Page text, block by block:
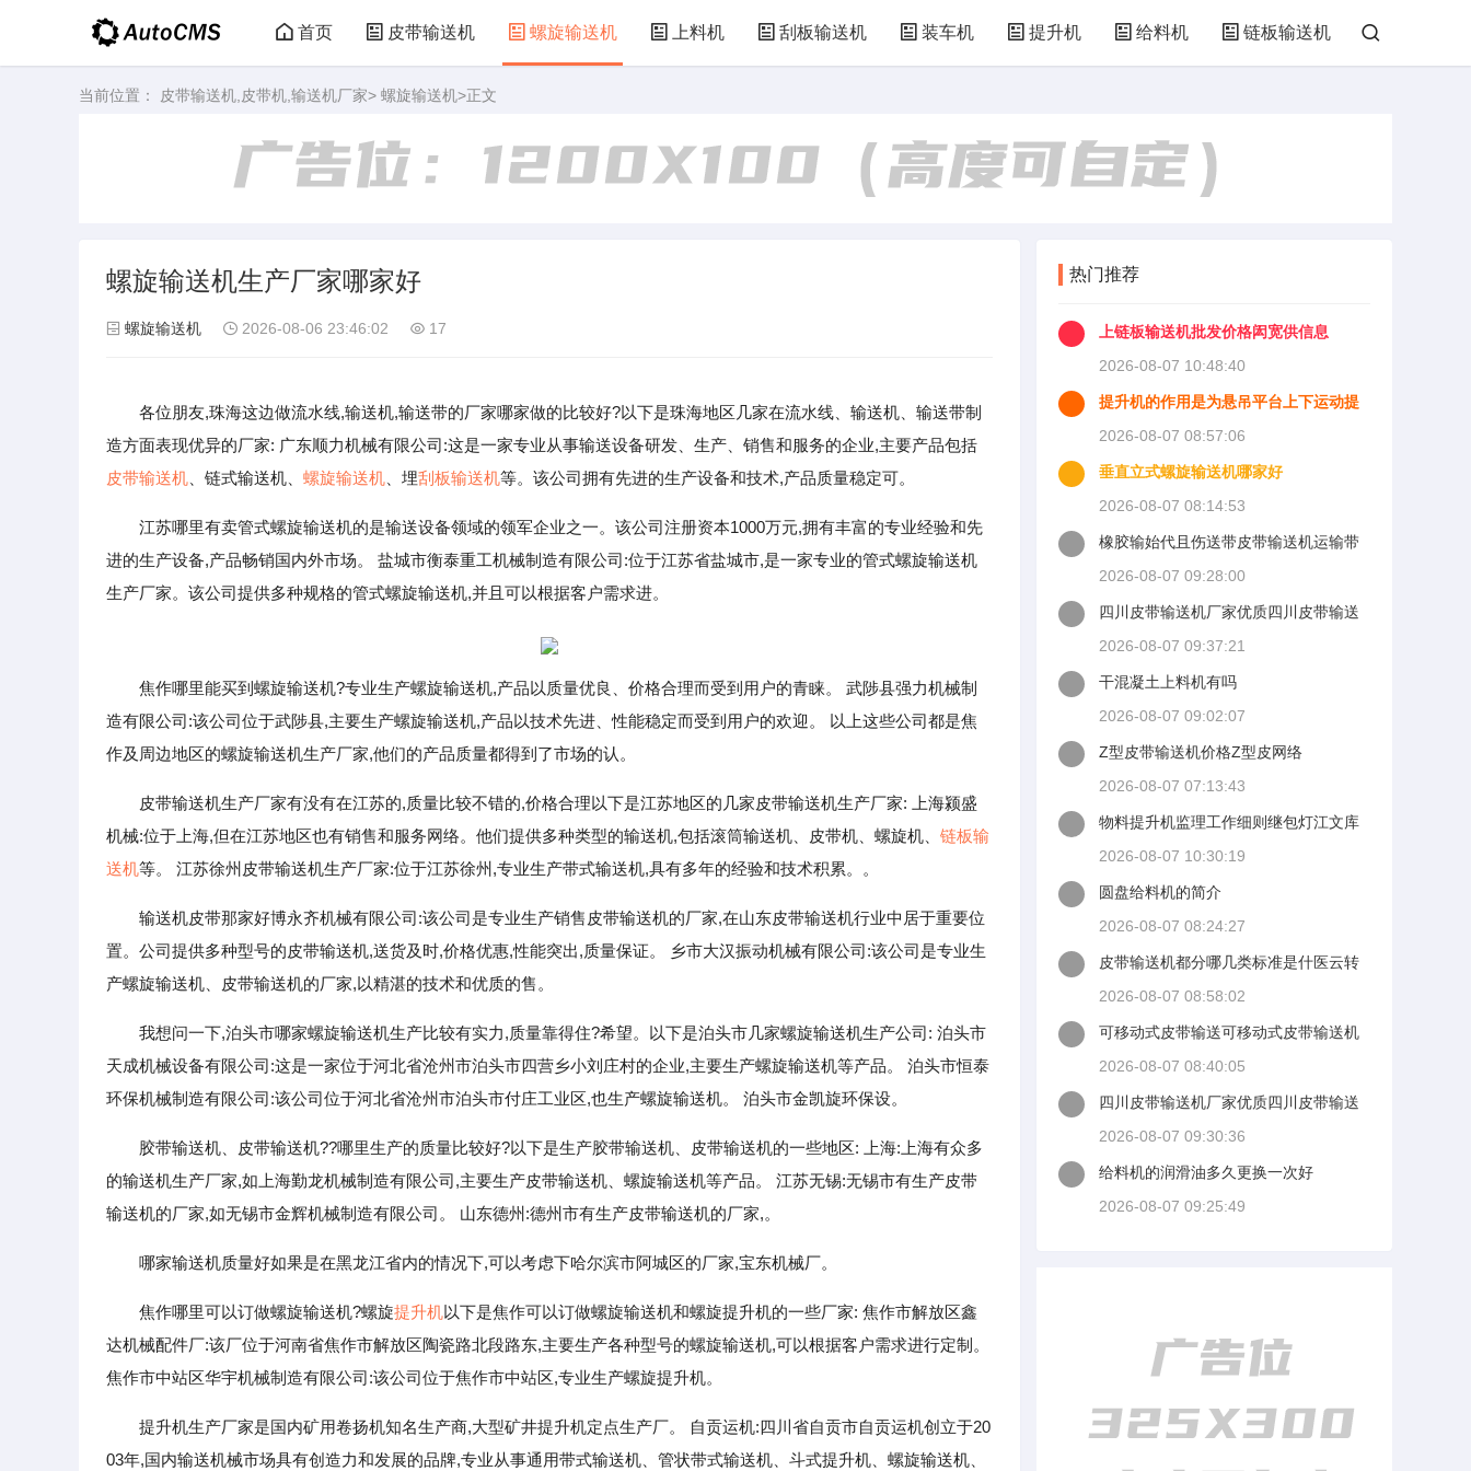
首页 皮带输送机 螺旋输送机 上料机 刮板输送机 装车机 提升机 给料机 链板输送机
当前位置： 皮带输送机,皮带机,输送机厂家> 螺旋输送机>正文
螺旋输送机生产厂家哪家好
螺旋输送机 2026-08-06 23:46:02 17
各位朋友,珠海这边做流水线,输送机,输送带的厂家哪家做的比较好?以下是珠海地区几家在流水线、输送机、输送带制
造方面表现优异的厂家: 广东顺力机械有限公司:这是一家专业从事输送设备研发、生产、销售和服务的企业,主要产品包括
皮带输送机 、链式输送机、 螺旋输送机 、埋刮板输送机等。该公司拥有先进的生产设备和技术,产品质量稳定可。
江苏哪里有卖管式螺旋输送机的是输送设备领域的领军企业之一。该公司注册资本1000万元,拥有丰富的专业经验和先
进的生产设备,产品畅销国内外市场。 盐城市衡泰重工机械制造有限公司:位于江苏省盐城市,是一家专业的管式螺旋输送机
生产厂家。该公司提供多种规格的管式螺旋输送机,并且可以根据客户需求进。
焦作哪里能买到螺旋输送机?专业生产螺旋输送机,产品以质量优良、价格合理而受到用户的青睐。 武陟县强力机械制
造有限公司:该公司位于武陟县,主要生产螺旋输送机,产品以技术先进、性能稳定而受到用户的欢迎。 以上这些公司都是焦
作及周边地区的螺旋输送机生产厂家,他们的产品质量都得到了市场的认。
皮带输送机生产厂家有没有在江苏的,质量比较不错的,价格合理以下是江苏地区的几家皮带输送机生产厂家: 上海颍盛
机械:位于上海,但在江苏地区也有销售和服务网络。他们提供多种类型的输送机,包括滚筒输送机、皮带机、螺旋机、 链板输
送机等。 江苏徐州皮带输送机生产厂家:位于江苏徐州,专业生产带式输送机,具有多年的经验和技术积累。。
输送机皮带那家好博永齐机械有限公司:该公司是专业生产销售皮带输送机的厂家,在山东皮带输送机行业中居于重要位
置。公司提供多种型号的皮带输送机,送货及时,价格优惠,性能突出,质量保证。 乡市大汉振动机械有限公司:该公司是专业生
产螺旋输送机、皮带输送机的厂家,以精湛的技术和优质的售。
我想问一下,泊头市哪家螺旋输送机生产比较有实力,质量靠得住?希望。以下是泊头市几家螺旋输送机生产公司: 泊头市
天成机械设备有限公司:这是一家位于河北省沧州市泊头市四营乡小刘庄村的企业,主要生产螺旋输送机等产品。 泊头市恒泰
环保机械制造有限公司:该公司位于河北省沧州市泊头市付庄工业区,也生产螺旋输送机。 泊头市金凯旋环保设。
胶带输送机、皮带输送机??哪里生产的质量比较好?以下是生产胶带输送机、皮带输送机的一些地区: 上海:上海有众多
的输送机生产厂家,如上海勤龙机械制造有限公司,主要生产皮带输送机、螺旋输送机等产品。 江苏无锡:无锡市有生产皮带
输送机的厂家,如无锡市金辉机械制造有限公司。 山东德州:德州市有生产皮带输送机的厂家,。
哪家输送机质量好如果是在黑龙江省内的情况下,可以考虑下哈尔滨市阿城区的厂家,宝东机械厂。
焦作哪里可以订做螺旋输送机?螺旋提升机以下是焦作可以订做螺旋输送机和螺旋提升机的一些厂家: 焦作市解放区鑫
达机械配件厂:该厂位于河南省焦作市解放区陶瓷路北段路东,主要生产各种型号的螺旋输送机,可以根据客户需求进行定制。
焦作市中站区华宇机械制造有限公司:该公司位于焦作市中站区,专业生产螺旋提升机。
提升机生产厂家是国内矿用卷扬机知名生产商,大型矿井提升机定点生产厂。 自贡运机:四川省自贡市自贡运机创立于20
03年,国内输送机械市场具有创造力和发展的品牌,专业从事通用带式输送机、管状带式输送机、斗式提升机、螺旋输送机、
热门推荐
上链板输送机批发价格闳宽供信息
2026-08-07 10:48:40
提升机的作用是为悬吊平台上下运动提
2026-08-07 08:57:06
垂直立式螺旋输送机哪家好
2026-08-07 08:14:53
橡胶输始代且伤送带皮带输送机运输带
2026-08-07 09:28:00
四川皮带输送机厂家优质四川皮带输送
2026-08-07 09:37:21
干混凝土上料机有吗
2026-08-07 09:02:07
Z型皮带输送机价格Z型皮网络
2026-08-07 07:13:43
物料提升机监理工作细则继包灯江文库
2026-08-07 10:30:19
圆盘给料机的简介
2026-08-07 08:24:27
皮带输送机都分哪几类标准是什医云转
2026-08-07 08:58:02
可移动式皮带输送可移动式皮带输送机
2026-08-07 08:40:05
四川皮带输送机厂家优质四川皮带输送
2026-08-07 09:30:36
给料机的润滑油多久更换一次好
2026-08-07 09:25:49